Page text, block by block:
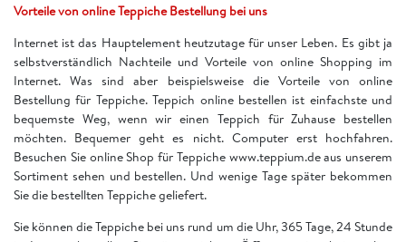
Vorteile von online Teppiche Bestellung bei uns
Internet ist das Hauptelement heutzutage für unser Leben. Es gibt ja
selbstverständlich Nachteile und Vorteile von online Shopping im
Internet. Was sind aber beispielsweise die Vorteile von online
Bestellung für Teppiche. Teppich online bestellen ist einfachste und
bequemste Weg, wenn wir einen Teppich für Zuhause bestellen
möchten. Bequemer geht es nicht. Computer erst hochfahren.
Besuchen Sie online Shop für Teppiche www.teppium.de aus unserem
Sortiment sehen und bestellen. Und wenige Tage später bekommen
Sie die bestellten Teppiche geliefert.
Sie können die Teppiche bei uns rund um die Uhr, 365 Tage, 24 Stunde